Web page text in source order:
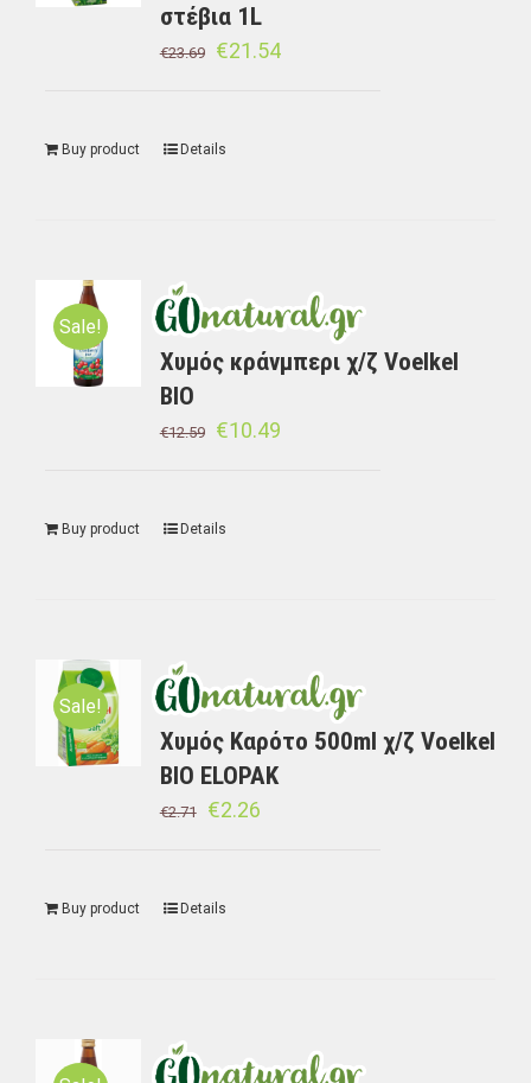
στέβια 1L
€23.69 €21.54
Buy product Details
Sale!
Χυμός κράνμπερι χ/ζ Voelkel
BIO
€12.59 €10.49
Buy product Details
Sale!
Χυμός Καρότο 500ml χ/ζ Voelkel
BIO ELOPAK
€2.71 €2.26
Buy product Details